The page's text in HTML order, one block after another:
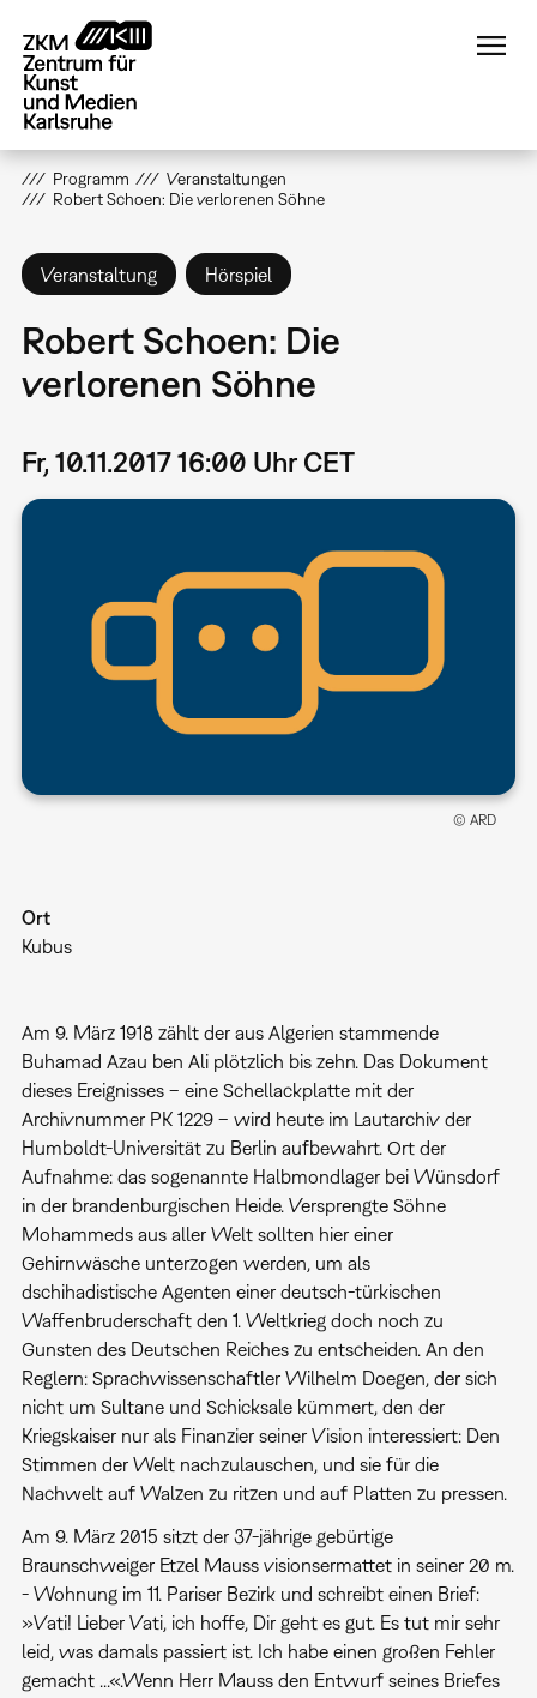
zum
Inhalt
Programm
Veranstaltungen
Robert Schoen: Die verlorenen Söhne
Veranstaltung Hörspiel
Robert Schoen: Die
verlorenen Söhne
Fr, 10.11.2017 16:00 Uhr CET
© ARD
Ort
Kubus
Am 9. März 1918 zählt der aus Algerien stammende
Buhamad Azau ben Ali plötzlich bis zehn. Das Dokument
dieses Ereignisses – eine Schellackplatte mit der
Archivnummer PK 1229 – wird heute im Lautarchiv der
Humboldt-Universität zu Berlin aufbewahrt. Ort der
Aufnahme: das sogenannte Halbmondlager bei Wünsdorf
in der brandenburgischen Heide. Versprengte Söhne
Mohammeds aus aller Welt sollten hier einer
Gehirnwäsche unterzogen werden, um als
dschihadistische Agenten einer deutsch-türkischen
Waffenbruderschaft den 1. Weltkrieg doch noch zu
Gunsten des Deutschen Reiches zu entscheiden. An den
Reglern: Sprachwissenschaftler Wilhelm Doegen, der sich
nicht um Sultane und Schicksale kümmert, den der
Kriegskaiser nur als Finanzier seiner Vision interessiert: Den
Stimmen der Welt nachzulauschen, und sie für die
Nachwelt auf Walzen zu ritzen und auf Platten zu pressen.
Am 9. März 2015 sitzt der 37-jährige gebürtige
Braunschweiger Etzel Mauss visionsermattet in seiner 20 m.
- Wohnung im 11. Pariser Bezirk und schreibt einen Brief:
»Vati! Lieber Vati, ich hoffe, Dir geht es gut. Es tut mir sehr
leid, was damals passiert ist. Ich habe einen großen Fehler
gemacht ...«.Wenn Herr Mauss den Entwurf seines Briefes